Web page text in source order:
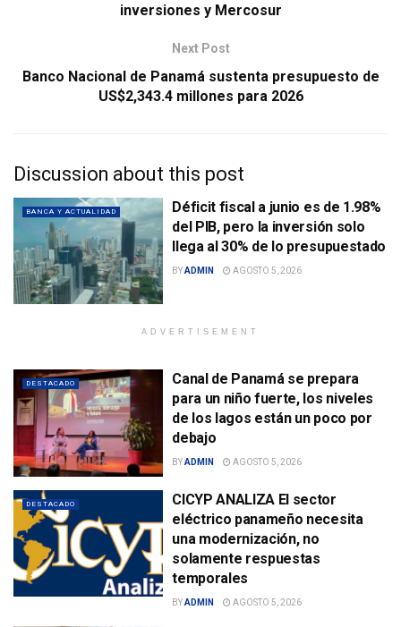
inversiones y Mercosur
Next Post
Banco Nacional de Panamá sustenta presupuesto de
US$2,343.4 millones para 2026
Discussion about this post
BANCA Y ACTUALIDAD
Déficit fiscal a junio es de 1.98%
del PIB, pero la inversión solo
llega al 30% de lo presupuestado
BYADMIN AGOSTO 5, 2026
ADVERTISEMENT
DESTACADO
Canal de Panamá se prepara
para un niño fuerte, los niveles
de los lagos están un poco por
debajo
BYADMIN AGOSTO 5, 2026
DESTACADO
CICYP ANALIZA El sector
eléctrico panameño necesita
una modernización, no
solamente respuestas
temporales
BYADMIN AGOSTO 5, 2026